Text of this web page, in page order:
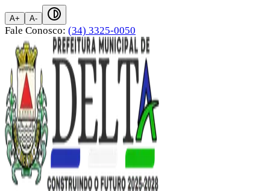
A+ A-
Fale Conosco: (34) 3325-0050